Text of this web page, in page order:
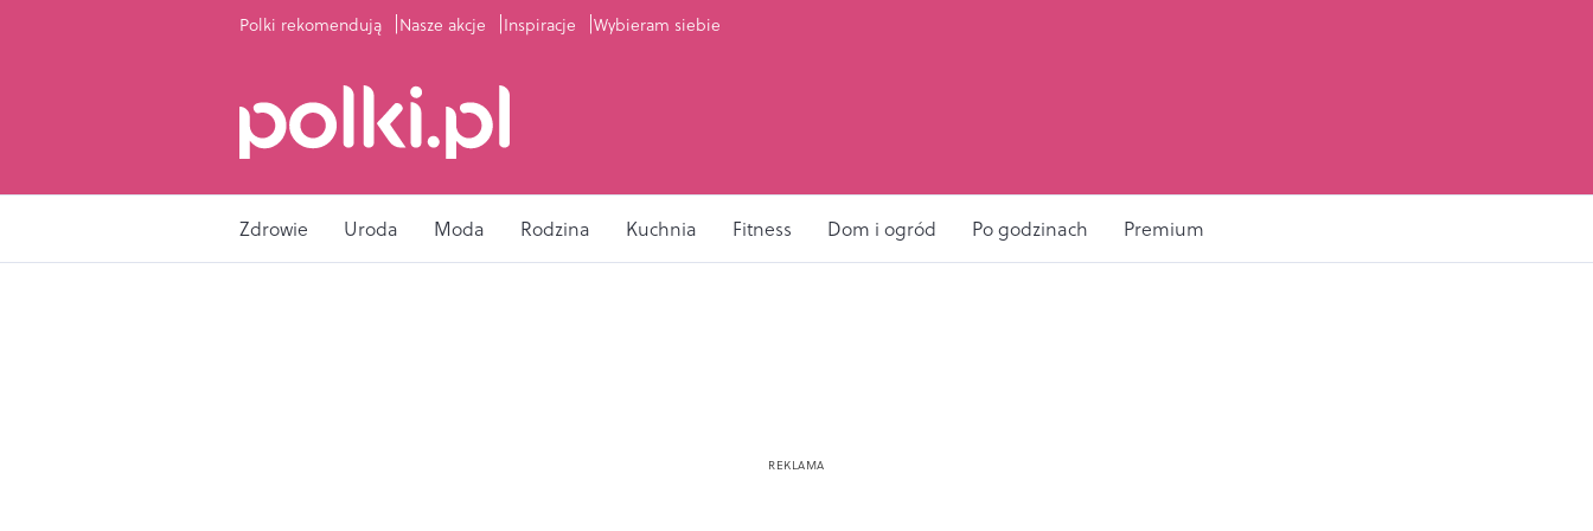
Polki rekomendują Nasze akcje Inspiracje Wybieram siebie
Zdrowie Uroda Moda Rodzina Kuchnia Fitness Dom i ogród Po godzinach Premium